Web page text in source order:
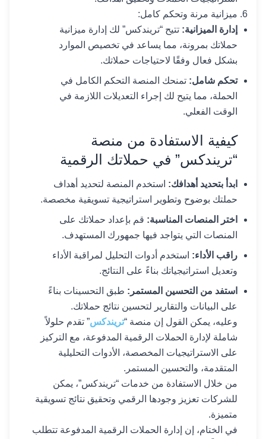
ميزانية مرنة وتحكم كامل:
إدارة الميزانية: تتيح “تريندكس” لك إدارة ميزانية
حملاتك بمرونة، مما يساعد في تخصيص الموارد
بشكل فعال وفقًا لاحتياجات حملاتك.
تحكم شامل: تمنحك المنصة التحكم الكامل في
الحملة، مما يتيح لك إجراء التعديلات اللازمة في
الوقت الفعلي.
كيفية الاستفادة من منصة
“تريندكس” في حملاتك الرقمية
ابدأ بتحديد أهدافك: استخدم المنصة لتحديد أهداف
حملتك بوضوح وتطوير استراتيجية تسويقية مخصصة.
اختر المنصات المناسبة: قم بإعداد حملاتك على
المنصات التي يتواجد فيها جمهورك المستهدف.
راقب الأداء: استخدم أدوات التحليل لمراقبة الأداء
وتعديل استراتيجياتك بناءً على النتائج.
استفد من التحسين المستمر: طبق التحسينات بناءً
على البيانات والتقارير لتحسين نتائج حملاتك.
وعليه، يمكن القول إن منصة “تريندكس” تقدم حلولاً
شاملة لإدارة الحملات الرقمية المدفوعة، مع التركيز
على الاستراتيجيات المخصصة، الأدوات التحليلية
المتقدمة، والتحسين المستمر.
من خلال الاستفادة من خدمات “تريندكس”، يمكن
للشركات تعزيز وجودها الرقمي وتحقيق نتائج تسويقية
متميزة.
في الختام، إن إدارة الحملات الرقمية المدفوعة تتطلب